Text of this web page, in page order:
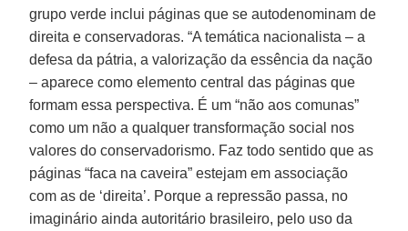
grupo verde inclui páginas que se autodenominam de
direita e conservadoras. “A temática nacionalista – a
defesa da pátria, a valorização da essência da nação
– aparece como elemento central das páginas que
formam essa perspectiva. É um “não aos comunas”
como um não a qualquer transformação social nos
valores do conservadorismo. Faz todo sentido que as
páginas “faca na caveira” estejam em associação
com as de ‘direita’. Porque a repressão passa, no
imaginário ainda autoritário brasileiro, pelo uso da